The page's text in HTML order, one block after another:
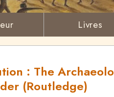
Livres
: The
(Routledge)